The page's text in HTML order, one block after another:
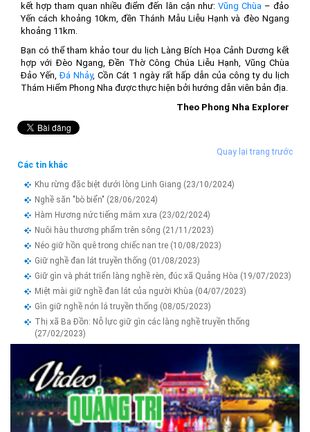
kết hợp tham quan nhiều điểm đến lân cận như: Vũng Chùa– đảo
Yến cách khoảng 10km, đền Thánh Mẫu Liễu Hạnh và đèo Ngang
khoảng 11km.
Bạn có thể tham khảo tour du lịch Làng Bích Họa Cảnh Dương kết
hợp với Đèo Ngang, Đền Thờ Công Chúa Liễu Hạnh, Vũng Chùa
Đảo Yến,Đá Nhảy, Cồn Cát 1 ngày rất hấp dẫn của công ty du lịch
Thám Hiểm Phong Nha được thực hiện bởi hướng dẫn viên bản địa.
Theo Phong Nha Explorer
Quay lại trang trước
Các tin khác
Khu rừng đặc biệt dưới lòng Linh Giang (23/10/2024)
Nghề săn "bò biển" (28/06/2024)
Hàm Hương nức tiếng mắm xưa (23/02/2024)
Nuôi hàu thương phẩm trên sông (21/11/2023)
Néo giữ hồn quê trong chiếc nan tre (10/08/2023)
Giữ nghề đan lát truyền thống (01/08/2023)
Giữ gìn và phát triển làng nghề rèn, đúc xã Quảng Hòa (19/07/2023)
Miệt mài giữ nghề đan lát của người Khùa (04/07/2023)
Gìn giữ nghề nón lá truyền thống (08/05/2023)
Thị xã Ba Đồn: Nỗ lực giữ gìn các làng nghề truyền thống
(27/02/2023)